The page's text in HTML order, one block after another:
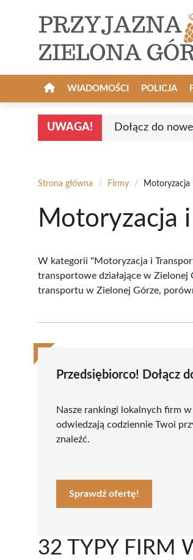
WIADOMOŚCI POLICJA
UWAGA! Dołącz do
Strona główna / Firmy / Motoryzacja
Motoryzacja
W kategorii "Motoryzacja i
transportowe działające w
transportu w Zielonej Górze,
Przedsiębiorco! Dołącz
Nasze rankingi lokalnych firm
odwiedzają codziennie Twoi
znaleźć.
Sprawdź ofertę!
32 TYPY FIRM